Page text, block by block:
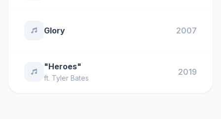
Glory 2007
"Heroes"
ft. Tyler Bates
2019